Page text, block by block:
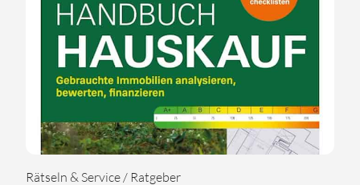
Rätseln & Service / Ratgeber